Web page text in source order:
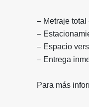
– Metraje
–
– Espacio
– Entrega
Para más